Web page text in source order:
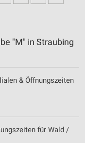
"M" in Straubing
& Öffnungszeiten
für Wald /